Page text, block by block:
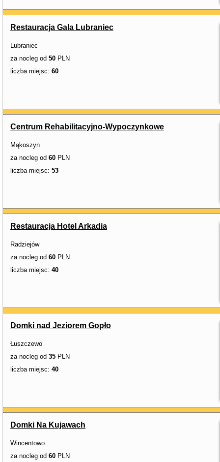
Restauracja Gala Lubraniec
Lubraniec
za nocleg od 50 PLN
liczba miejsc: 60
Centrum Rehabilitacyjno-Wypoczynkowe
Mąkoszyn
za nocleg od 60 PLN
liczba miejsc: 53
Restauracja Hotel Arkadia
Radziejów
za nocleg od 60 PLN
liczba miejsc: 40
Domki nad Jeziorem Gopło
Łuszczewo
za nocleg od 35 PLN
liczba miejsc: 40
Domki Na Kujawach
Wincentowo
za nocleg od 60 PLN